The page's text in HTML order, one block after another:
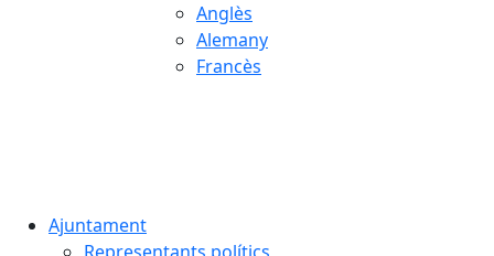
Anglès
Alemany
Francès
Ajuntament